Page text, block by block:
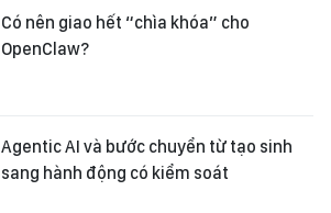
Có nên giao hết “chìa khóa” cho
OpenClaw?
Agentic AI và bước chuyển từ tạo sinh
sang hành động có kiểm soát